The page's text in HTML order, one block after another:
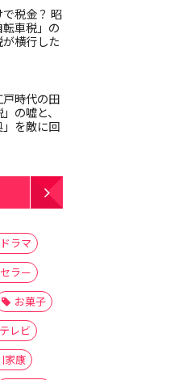
税金？ 昭
車税」の
横行した
時代の田
の嘘と、
を敵に回
ラマ
ラー
お菓子
テレビ
家康